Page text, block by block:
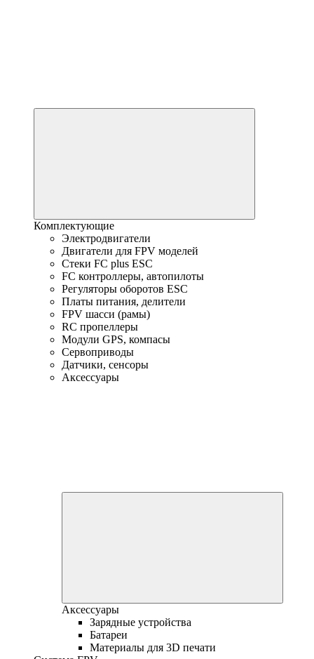
Комплектующие
Электродвигатели
Двигатели для FPV моделей
Стеки FC plus ESC
FC контроллеры, автопилоты
Регуляторы оборотов ESC
Платы питания, делители
FPV шасси (рамы)
RC пропеллеры
Модули GPS, компасы
Сервоприводы
Датчики, сенсоры
Аксессуары
Аксессуары
Зарядные устройства
Батареи
Материалы для 3D печати